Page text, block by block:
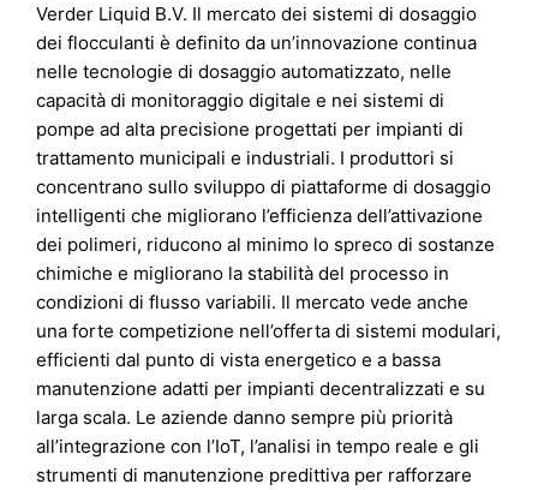
Verder Liquid B.V. Il mercato dei sistemi di dosaggio
dei flocculanti è definito da un’innovazione continua
nelle tecnologie di dosaggio automatizzato, nelle
capacità di monitoraggio digitale e nei sistemi di
pompe ad alta precisione progettati per impianti di
trattamento municipali e industriali. I produttori si
concentrano sullo sviluppo di piattaforme di dosaggio
intelligenti che migliorano l’efficienza dell’attivazione
dei polimeri, riducono al minimo lo spreco di sostanze
chimiche e migliorano la stabilità del processo in
condizioni di flusso variabili. Il mercato vede anche
una forte competizione nell’offerta di sistemi modulari,
efficienti dal punto di vista energetico e a bassa
manutenzione adatti per impianti decentralizzati e su
larga scala. Le aziende danno sempre più priorità
all’integrazione con l’IoT, l’analisi in tempo reale e gli
strumenti di manutenzione predittiva per rafforzare